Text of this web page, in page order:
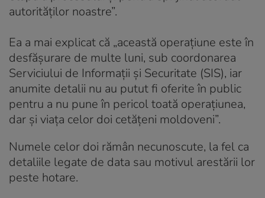
autorităților noastre”.
Ea a mai explicat că „această operațiune este în
desfășurare de multe luni, sub coordonarea
Serviciului de Informații și Securitate (SIS), iar
anumite detalii nu au putut fi oferite în public
pentru a nu pune în pericol toată operațiunea,
dar și viața celor doi cetățeni moldoveni”.
Numele celor doi rămân necunoscute, la fel ca
detaliile legate de data sau motivul arestării lor
peste hotare.